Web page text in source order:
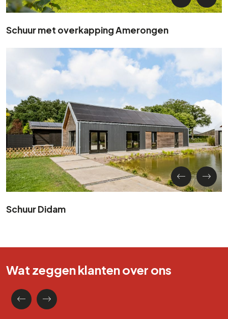
Schuur met overkapping Amerongen
Schuur Didam
Wat zeggen klanten over ons